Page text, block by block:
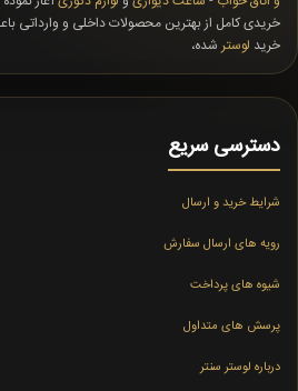
خریدی کامل از بهترین محصولات داخلی و وارداتی
خرید لوستر شده،
دسترسی سریع
شرایط خرید و ارسال
رویه های ارسال سفارش
شیوه های پرداخت
پرسش های متداول
درباره لوستر سنتر